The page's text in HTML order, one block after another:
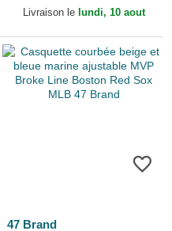
Realtree Boston Red Sox
Livraison le lundi, 10 aout
47 Brand